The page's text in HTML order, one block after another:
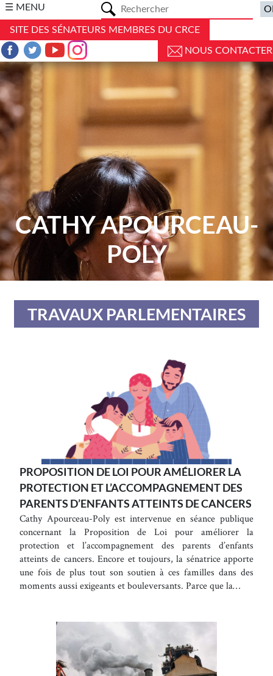
☰ MENU
SITE DES SÉNATEURS MEMBRES DU CRCE
NOUS CONTACTER
CATHY APOURCEAU-
POLY
TRAVAUX PARLEMENTAIRES
PROPOSITION DE LOI POUR AMÉLIORER LA
PROTECTION ET L’ACCOMPAGNEMENT DES
PARENTS D’ENFANTS ATTEINTS DE CANCERS
Cathy Apourceau-Poly est intervenue en séance publique
concernant la Proposition de Loi pour améliorer la
protection et l’accompagnement des parents d’enfants
atteints de cancers. Encore et toujours, la sénatrice apporte
une fois de plus tout son soutien à ces familles dans des
moments aussi exigeants et bouleversants. Parce que la…